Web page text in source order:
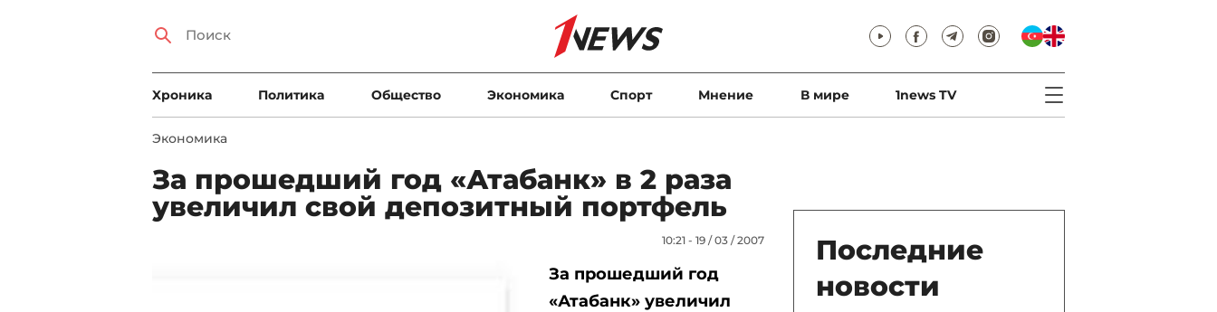
Xроника Политика Общество Экономика Спорт Мнение В мире 1news TV
Экономика
За прошедший год «Атабанк» в 2 раза
увеличил свой депозитный портфель
10:21 - 19 / 03 / 2007
За прошедший год
«Атабанк» увеличил
Последние
новости